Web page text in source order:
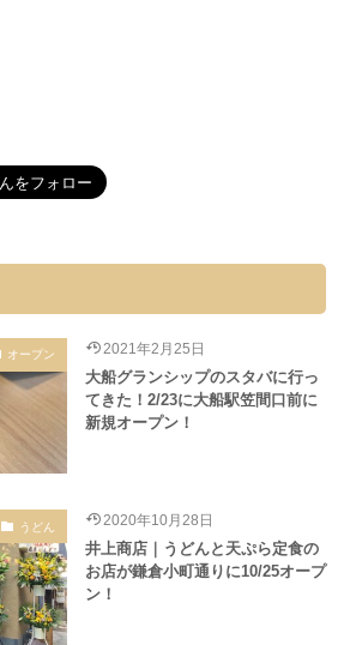
オープン 2021年2月25日
大船グランシップのスタバに行っ
てきた！2/23に大船駅笠間口前に
新規オープン！
うどん 2020年10月28日
井上商店｜うどんと天ぷら定食の
お店が鎌倉小町通りに10/25オープ
ン！